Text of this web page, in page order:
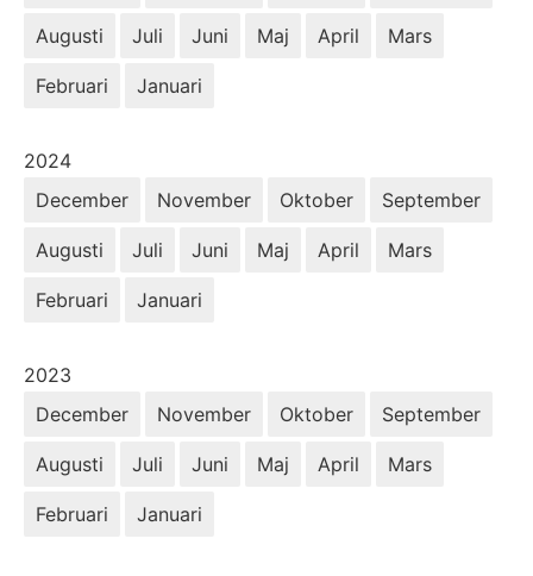
Augusti Juli Juni Maj April Mars
Februari Januari
År:
2024
December
November Oktober September
Augusti Juli Juni Maj April Mars
Februari Januari
År:
2023
December
November Oktober September
Augusti Juli Juni Maj April Mars
Februari Januari